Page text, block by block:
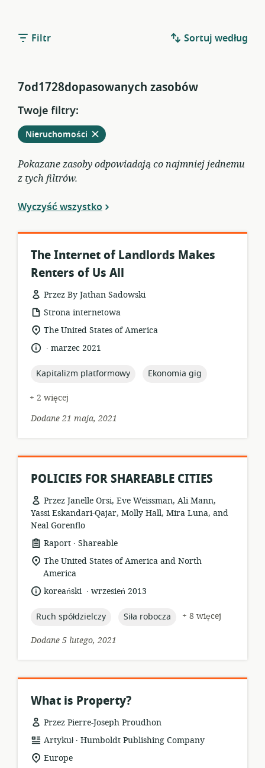
Filtr Sortuj według
7od1728dopasowanych zasobów
Twoje filtry:
Usuń
Nieruchomości
obecnych
filtrów
Pokazane zasoby odpowiadają co najmniej jednemu
z tych filtrów.
Wyczyść wszystko
The Internet of Landlords Makes
Renters of Us All
Przez By Jathan Sadowski
format
zasobów:
Strona internetowa
istotna
lokalizacja:
The United States of America
język:
.
datamarzec 2021
topic:
Kapitalizm platformowy topic:
Ekonomia gig
+ 2 więcej
Dodane 21 maja, 2021
POLICIES FOR SHAREABLE CITIES
Przez Janelle Orsi, Eve Weissman, Ali Mann,
Yassi Eskandari-Qajar, Molly Hall, Mira Luna, and
Neal Gorenflo
format
zasobów:
Raport .
wydawca:
Shareable
istotna
lokalizacja:
The United States of America and North
America
język:koreański .
datawrzesień 2013
topic:
Ruch spółdzielczy topic:
Siła robocza
+ 8 więcej
Dodane 5 lutego, 2021
What is Property?
Przez Pierre-Joseph Proudhon
format
zasobów:
Artykuł .
wydawca:
Humboldt Publishing Company
istotnaEurope